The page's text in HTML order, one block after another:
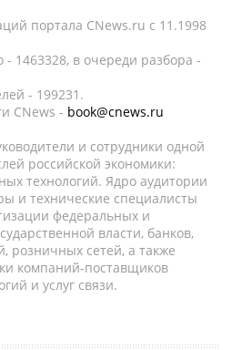
портала CNews.ru c 11.1998
1463328, в очереди разбора -
- 199231.
CNews - book@cnews.ru
и сотрудники одной
российской экономики:
технологий. Ядро аудитории
и технические специалисты
федеральных и
власти, банков,
сетей, а также
компаний-поставщиков
и услуг связи.